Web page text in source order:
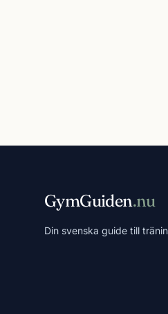
GymGuiden.nu
Din svenska guide till